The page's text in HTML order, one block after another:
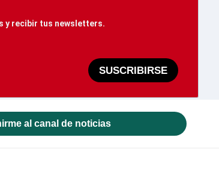
y recibir tus newsletters.
SUSCRIBIRSE
al canal de noticias